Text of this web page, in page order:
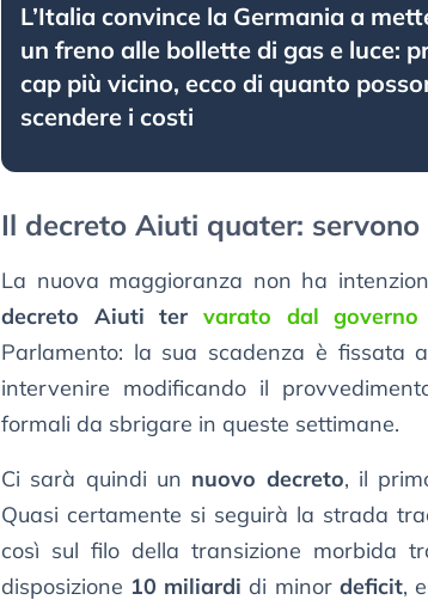
L’Italia convince la Germania a
un freno alle bollette di gas e luce:
cap più vicino, ecco di quanto
scendere i costi
Il decreto Aiuti quater:
La nuova maggioranza non ha
decreto Aiuti ter varato dal governo
Parlamento: la sua scadenza è fissata
intervenire modificando il
formali da sbrigare in queste settimane.
Ci sarà quindi un nuovo decreto, il
Quasi certamente si seguirà la strada
così sul filo della transizione morbida
disposizione 10 miliardi di minor deficit,